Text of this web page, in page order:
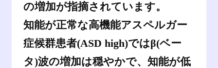
の増加が指摘されています。
知能が正常な高機能アスペルガー
症候群患者(ASD high)ではβ(ベー
タ)波の増加は穏やかで、知能が低